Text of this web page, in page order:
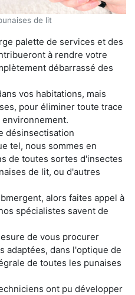
de lit
palette de services et des
à rendre votre
débarrassé des
vos habitations, mais
pour éliminer toute trace
désinsectisation
tel, nous sommes en
de toutes sortes d'insectes
de lit, ou d'autres
alors faites appel à
spécialistes savent de
de vous procurer
adaptées, dans l'optique de
de toutes les punaises
ont pu développer